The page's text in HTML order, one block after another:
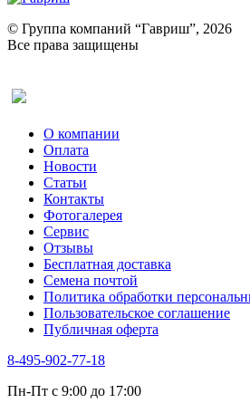
Ревень
Рукола
Рута
Тмин
Трава для чая
Туласи
Укроп
Фенхель пряный
Хризантема овощная
Цикорий пряный
Цикорий салатный
Черемша
Шпинат
Щавель
Эндивий
Эстрагон
Алтей
Анис
Бессмертник
© Группа компаний “Гавриш”, 2026
Все права защищены
О компании
Оплата
Новости
Статьи
Контакты
Фотогалерея​
Сервис
Отзывы
Бесплатная доставка
Семена почтой
Политика обработки
Пользовательское соглашение
Публичная оферта
8-495-902-77-18
Пн-Пт с 9:00 до 17:00